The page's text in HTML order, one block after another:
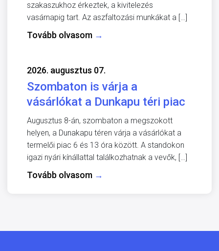
szakaszukhoz érkeztek, a kivitelezés
vasárnapig tart. Az aszfaltozási munkákat a […]
Tovább olvasom →
2026. augusztus 07.
Szombaton is várja a
vásárlókat a Dunkapu téri piac
Augusztus 8-án, szombaton a megszokott
helyen, a Dunakapu téren várja a vásárlókat a
termelői piac 6 és 13 óra között. A standokon
igazi nyári kínállattal találkozhatnak a vevők, […]
Tovább olvasom →